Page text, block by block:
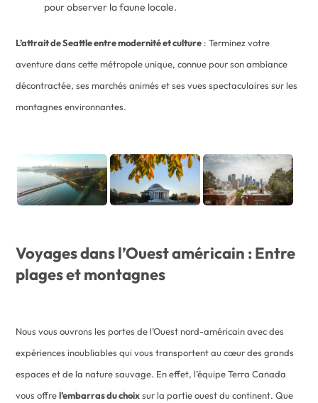
pour observer la faune locale.
L’attrait de Seattle entre modernité et culture : Terminez votre
aventure dans cette métropole unique, connue pour son ambiance
décontractée, ses marchés animés et ses vues spectaculaires sur les
montagnes environnantes.
Voyages dans l’Ouest américain : Entre
plages et montagnes
Nous vous ouvrons les portes de l’Ouest nord-américain avec des
expériences inoubliables qui vous transportent au cœur des grands
espaces et de la nature sauvage. En effet, l’équipe Terra Canada
vous offrel’embarras du choixsur la partie ouest du continent. Que